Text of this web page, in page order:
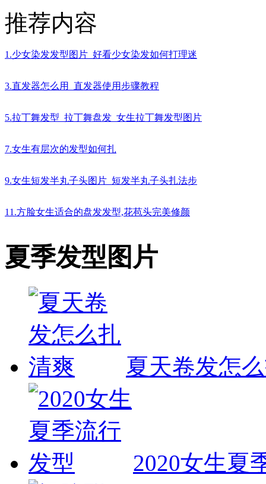
推荐内容
1.少女染发发型图片_好看少女染发如何打理迷
3.直发器怎么用_直发器使用步骤教程
5.拉丁舞发型_拉丁舞盘发_女生拉丁舞发型图片
7.女生有层次的发型如何扎
9.女生短发半丸子头图片_短发半丸子头扎法步
11.方脸女生适合的盘发发型,花苞头完美修颜
夏季发型图片
夏天卷发怎
2020女生夏